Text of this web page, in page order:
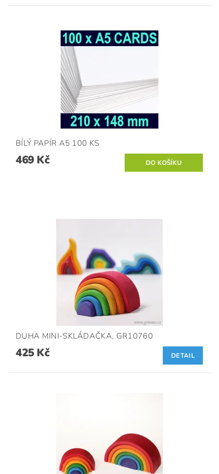
BÍLÝ PAPÍR A5 100 KS
469 Kč
DUHA MINI-SKLÁDAČKA, GR10760
425 Kč DETAIL